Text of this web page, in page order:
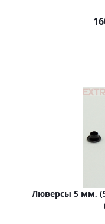
Люверсы 5 мм,